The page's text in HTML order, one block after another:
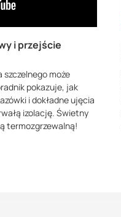
i przejście
może
pokazuje, jak
i dokładne ujęcia
izolację. Świetny
termozgrzewalną!